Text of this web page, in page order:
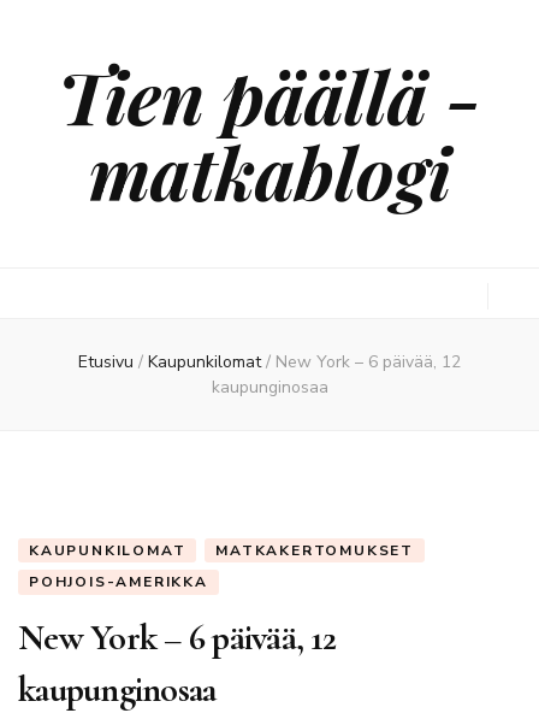
Tien päällä -
matkablogi
Etusivu / Kaupunkilomat/ New York – 6 päivää, 12
kaupunginosaa
KAUPUNKILOMAT
MATKAKERTOMUKSET
POHJOIS-AMERIKKA
New York – 6 päivää, 12
kaupunginosaa